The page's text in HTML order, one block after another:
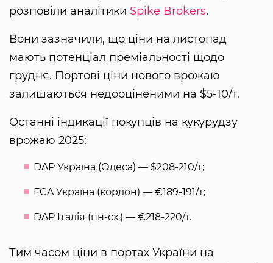
розповіли аналітики Spike Brokers.
Вони зазначили, що ціни на листопад
мають потенціал преміальності щодо
грудня. Портові ціни нового врожаю
залишаються недооціненими на $5-10/т.
Останні індикації покупців на кукурудзу
врожаю 2025:
DAP Україна (Одеса) — $208-210/т;
FCA Україна (кордон) — €189-191/т;
DAP Італія (пн-сх.) — €218-220/т.
Тим часом ціни в портах України на